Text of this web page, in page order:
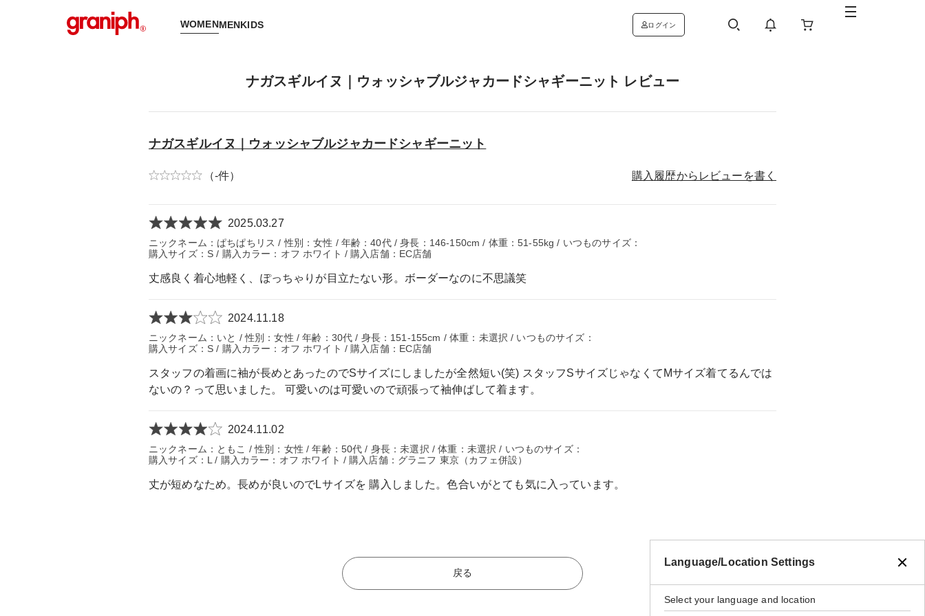
WOMENMENKIDS ログイン
ナガスギルイヌ｜ウォッシャブルジャカードシャギーニット レビュー
ナガスギルイヌ｜ウォッシャブルジャカードシャギーニット
（-件） 購入履歴からレビューを書く
2025.03.27
ニックネーム：ぱちぱちリス / 性別：女性 / 年齢：40代 / 身長：146-150cm / 体重：51-55kg / いつものサイズ：
購入サイズ：S / 購入カラー：オフ ホワイト / 購入店舗：EC店舗
丈感良く着心地軽く、ぽっちゃりが目立たない形。ボーダーなのに不思議笑
2024.11.18
ニックネーム：いと / 性別：女性 / 年齢：30代 / 身長：151-155cm / 体重：未選択 / いつものサイズ：
購入サイズ：S / 購入カラー：オフ ホワイト / 購入店舗：EC店舗
スタッフの着画に袖が長めとあったのでSサイズにしましたが全然短い(笑) スタッフSサイズじゃなくてMサイズ着てるんでは
ないの？って思いました。 可愛いのは可愛いので頑張って袖伸ばして着ます。
2024.11.02
ニックネーム：ともこ / 性別：女性 / 年齢：50代 / 身長：未選択 / 体重：未選択 / いつものサイズ：
購入サイズ：L / 購入カラー：オフ ホワイト / 購入店舗：グラニフ 東京（カフェ併設）
丈が短めなため。長めが良いのでLサイズを 購入しました。色合いがとても気に入っています。
戻る
Language/Location Settings
Select your language and location